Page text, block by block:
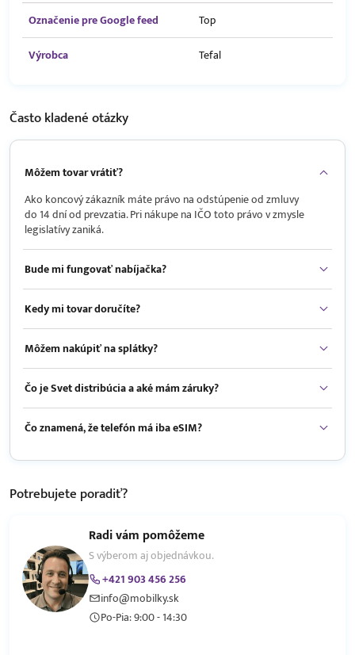
Označenie pre Google feed
Top
Výrobca
Tefal
Často kladenéotázky
Môžem tovar vrátiť?
Ako koncový zákazník máte právo na odstúpenie od zmluvy
do 14 dní od prevzatia. Pri nákupe na IČO toto právo v zmysle
legislatívy zaniká.
Bude mi fungovať nabíjačka?
Kedy mi tovar doručíte?
Môžem nakúpiť na splátky?
Čo je Svet distribúcia a aké mám záruky?
Čo znamená, že telefón má iba eSIM?
Potrebujete poradiť?
Radi vám pomôžeme
S výberom aj objednávkou.
+421 903 456 256
info@mobilky.sk
Po-Pia: 9:00 - 14:30